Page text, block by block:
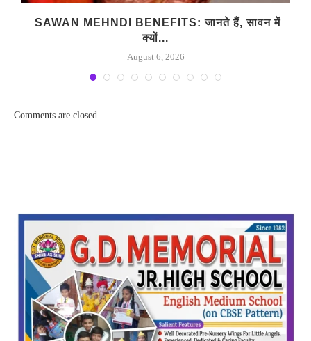
SAWAN MEHNDI BENEFITS: जानते हैं, सावन में
क्यों...
August 6, 2026
Comments are closed.